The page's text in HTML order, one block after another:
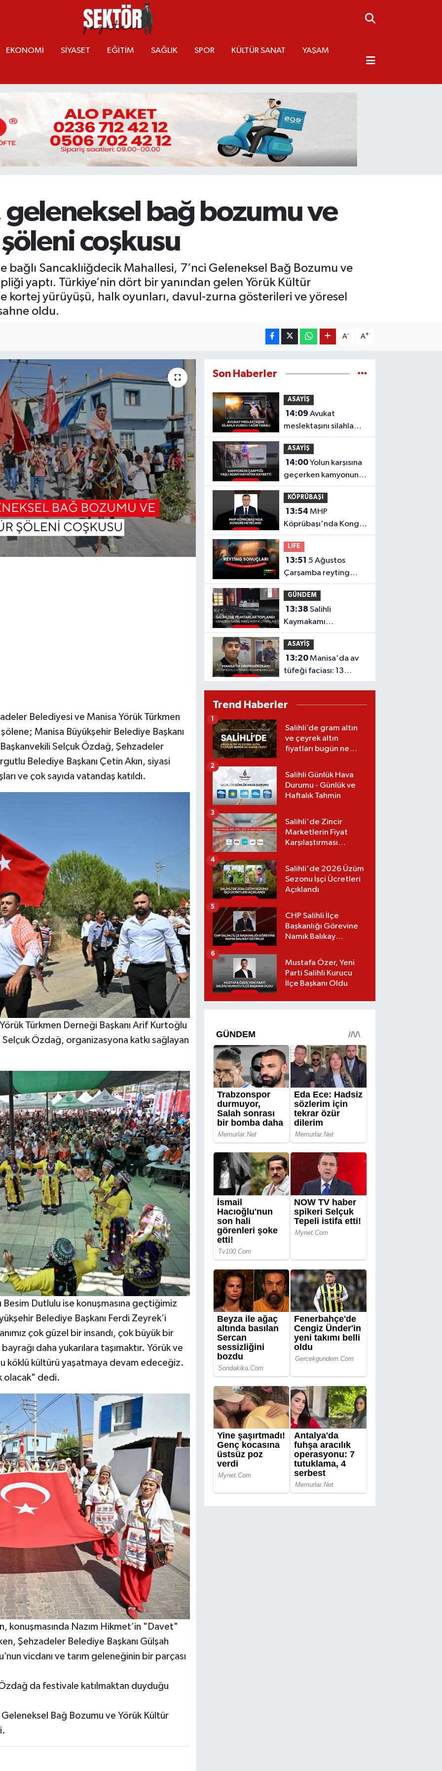
EKONOMİ SİYASET EĞİTİM SAĞLIK SPOR KÜLTÜR SANAT YAŞAM
geleneksel bağ bozumu ve
coşkusu
bağlı Sancaklıiğdecik Mahallesi, 7’nci Geleneksel Bağ Bozumu ve
yaptı. Türkiye’nin dört bir yanından gelen Yörük Kültür
kortej yürüyüşü, halk oyunları, davul-zurna gösterileri ve yöresel
oldu.
A- A+
Belediyesi ve Manisa Yörük Türkmen
Manisa Büyükşehir Belediye Başkanı
Selçuk Özdağ, Şehzadeler
Belediye Başkanı Çetin Akın, siyasi
ve çok sayıda vatandaş katıldı.
Yörük Türkmen Derneği Başkanı Arif Kurtoğlu
Özdağ, organizasyona katkı sağlayan
Besim Dutlulu ise konuşmasına geçtiğimiz
Belediye Başkanı Ferdi Zeyrek’i
çok güzel bir insandı, çok büyük bir
daha yukarılara taşımaktır. Yörük ve
köklü kültürü yaşatmaya devam edeceğiz.
olacak" dedi.
konuşmasında Nazım Hikmet’in "Davet"
Şehzadeler Belediye Başkanı Gülşah
vicdanı ve tarım geleneğinin bir parçası
da festivale katılmaktan duyduğu
Geleneksel Bağ Bozumu ve Yörük Kültür
Son Haberler
ASAYİŞ
14:09 Avukat
meslektaşını silahla
vurdu: 1 ağır yaralı
ASAYİŞ
14:00Yolun karşısına
geçerken kamyonun
çarptığı yaşlı adam
hayatını kaybetti
KÖPRÜBAŞI
13:54 MHP
Köprübaşı'nda Kongre
Heyecanı!
LIFE
13:51 5 Ağustos
Çarşamba reyting
sonuçları açıklandı!
Doğanın Kanunu,
Masterchef Türkiye,
Var Mısın Yok Musun
GÜNDEM
13:38 Salihli
Kaymakamı
Güldoğan'dan
muhtarlara kritik
orman yangını uyarısı
ASAYİŞ
13:20Manisa'da av
tüfeği faciası: 13
yaşındaki çocuk
Trend Haberler
Salihli’de gram altın
ve çeyrek altın
fiyatları bugün ne
(06.08.2026)
1
Salihli Günlük Hava
Durumu - Günlük ve
Haftalık Tahmin
2
Salihli'de Zincir
Marketlerin Fiyat
Karşılaştırması
3
Salihli'de 2026 Üzüm
Sezonu İşçi Ücretleri
Açıklandı
4
CHP Salihli İlçe
Başkanlığı Görevine
Namık Balıkay
5
Mustafa Özer, Yeni
Parti Salihli Kurucu
İlçe Başkanı Oldu
6